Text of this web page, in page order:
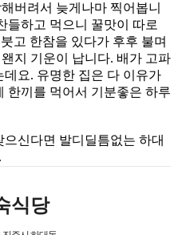
버려서 늦게나마 찍어봅니
들하고 먹으니 꿀맛이 따로
고 한참을 있다가 후후 불며
지 기운이 납니다. 배가 고파
요. 유명한 집은 다 이유가
한끼를 먹어서 기분좋은 하루
신다면 발디딜틈없는 하대